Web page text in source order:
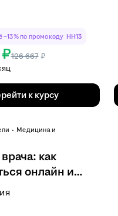
−13% по промокоду HH13
₽126 667 ₽
к курсу
Медицина и
как
онлайн и